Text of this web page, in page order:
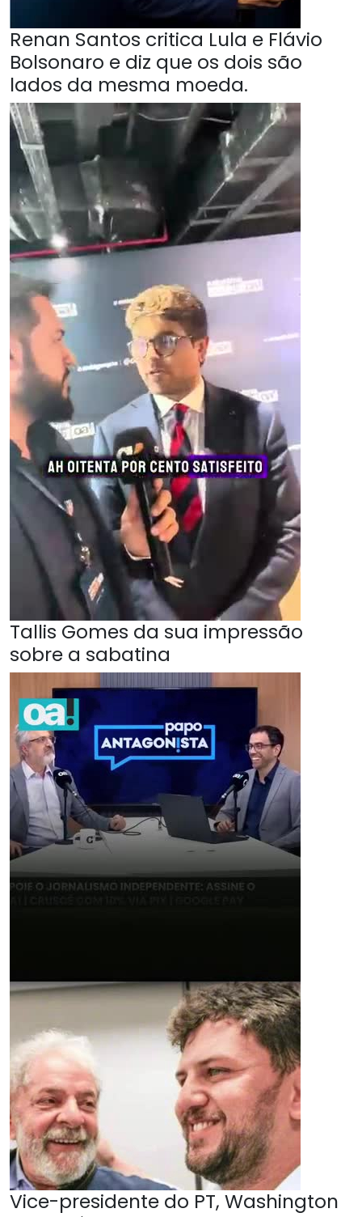
Renan Santos critica Lula e Flávio
Bolsonaro e diz que os dois são
lados da mesma moeda.
Tallis Gomes da sua impressão
sobre a sabatina
Vice-presidente do PT, Washington